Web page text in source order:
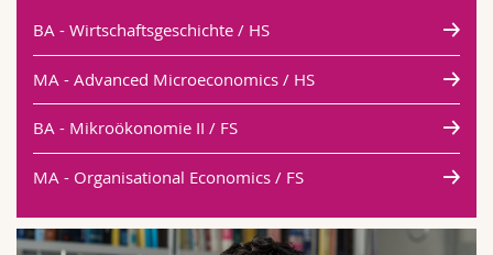
BA - Wirtschaftsgeschichte / HS
MA - Advanced Microeconomics / HS
BA - Mikroökonomie II / FS
MA - Organisational Economics / FS